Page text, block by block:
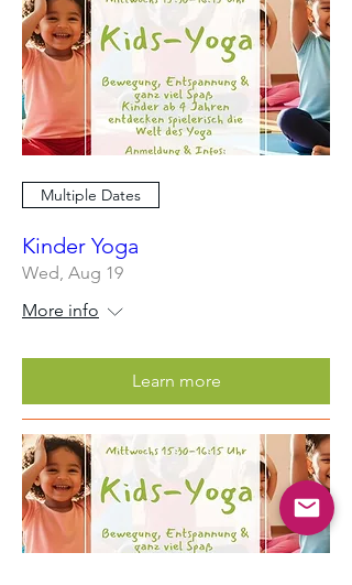
Multiple Dates
Kinder Yoga
Wed, Aug 19
More info
Learn more